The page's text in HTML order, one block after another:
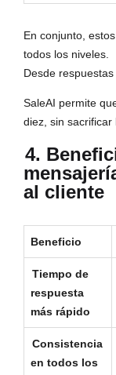
En conjunto,
todos los niveles.
Desde
SaleAI permite
diez, sin sacrificar
4.
al cliente
Beneficio
Tiempo de
respuesta
más rápido
Consistencia
en todos los